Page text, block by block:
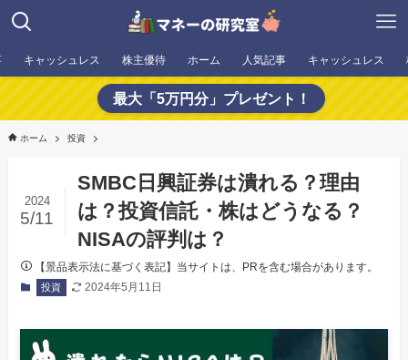
キャッシュレス 株主優待 ホーム 人気記事 キャッシュレス
最大「5万円分」プレゼント！
ホーム 投資
SMBC日興証券は潰れる？理由
は？投資信託・株はどうなる？
NISAの評判は？
2024
5/11
【景品表示法に基づく表記】当サイトは、PRを含む場合があります。
投資 2024年5月11日